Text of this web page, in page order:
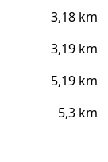
3,18 km
3,19 km
5,19 km
5,3 km